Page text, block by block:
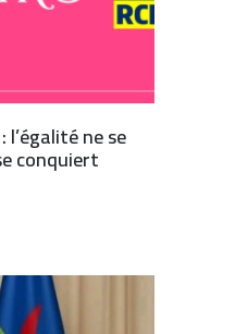
l’égalité ne se
conquiert